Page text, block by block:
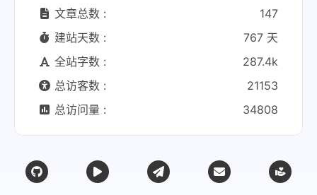
文章总数 :
147
建站天数 :
767 天
全站字数 :
287.4k
总访客数 :
21153
总访问量 :
34808